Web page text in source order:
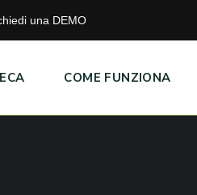
una DEMO
COME FUNZIONA